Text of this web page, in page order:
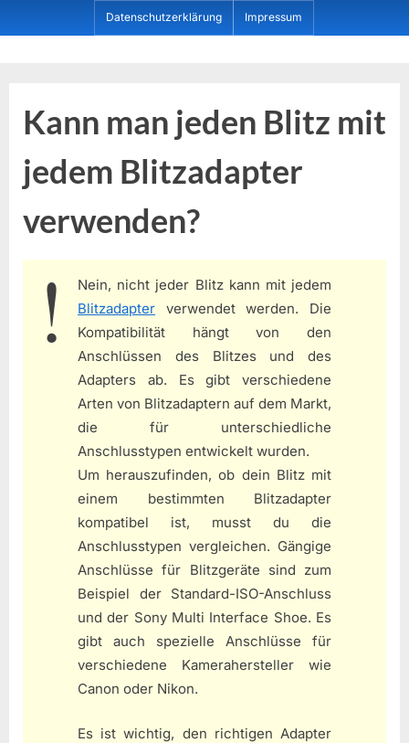
to
Datenschutzerklärung Impressum
Kann man jeden Blitz mit
jedem Blitzadapter
verwenden?
Nein, nicht jeder Blitz kann mit jedem
Blitzadapter verwendet werden. Die
Kompatibilität hängt von den
Anschlüssen des Blitzes und des
Adapters ab. Es gibt verschiedene
Arten von Blitzadaptern auf dem Markt,
die für unterschiedliche
Anschlusstypen entwickelt wurden.
Um herauszufinden, ob dein Blitz mit
einem bestimmten Blitzadapter
kompatibel ist, musst du die
Anschlusstypen vergleichen. Gängige
Anschlüsse für Blitzgeräte sind zum
Beispiel der Standard-ISO-Anschluss
und der Sony Multi Interface Shoe. Es
gibt auch spezielle Anschlüsse für
verschiedene Kamerahersteller wie
Canon oder Nikon.
Es ist wichtig, den richtigen Adapter